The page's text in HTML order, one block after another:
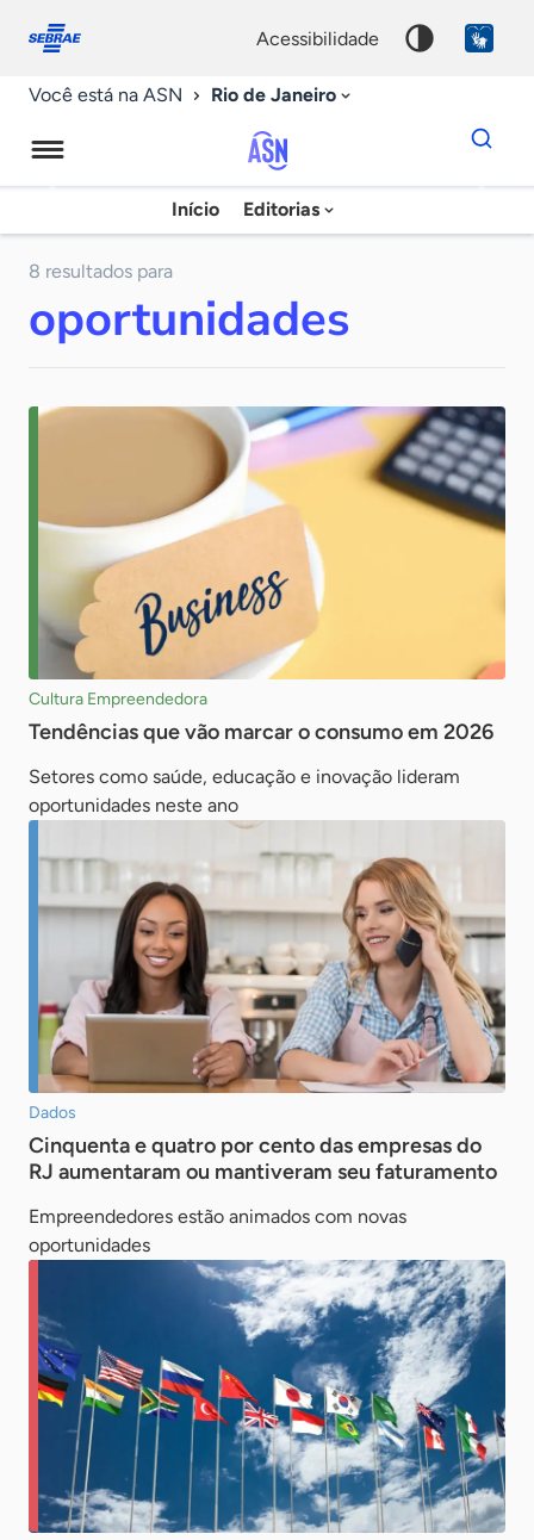
conosco
acessibilidade
Você está na ASN Rio de Janeiro
Agência
Sebrae
Notícias
Início Editorias
Dados
para
chave
8 resultados para
oportunidades
Cultura Empreendedora
Tendências que vão marcar o consumo em 2026
Setores como saúde, educação e inovação lideram
oportunidades neste ano
Dados
Cinquenta e quatro por cento das empresas do
RJ aumentaram ou mantiveram seu faturamento
Empreendedores estão animados com novas
oportunidades